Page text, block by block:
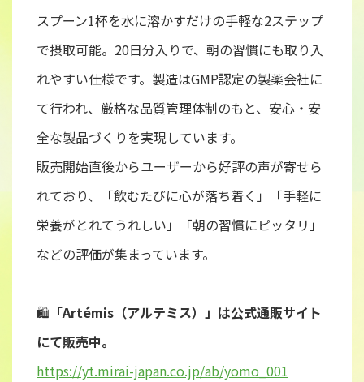
スプーン1杯を水に溶かすだけの手軽な2ステップ
で摂取可能。20日分入りで、朝の習慣にも取り入
れやすい仕様です。製造はGMP認定の製薬会社に
て行われ、厳格な品質管理体制のもと、安心・安
全な製品づくりを実現しています。
販売開始直後からユーザーから好評の声が寄せら
れており、「飲むたびに心が落ち着く」「手軽に
栄養がとれてうれしい」「朝の習慣にピッタリ」
などの評価が集まっています。
🛍️ 「Artémis（アルテミス）」は公式通販サイト
にて販売中。
https://yt.mirai-japan.co.jp/ab/yomo_001